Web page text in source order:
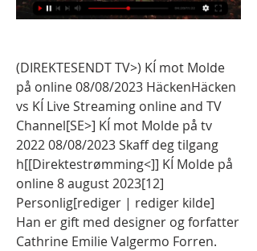
(DIREKTESENDT TV>) KÍ mot Molde
på online 08/08/2023 HäckenHäcken
vs KÍ Live Streaming online and TV
Channel[SE>] KÍ mot Molde på tv
2022 08/08/2023 Skaff deg tilgang
h[[Direktestrømming<]] KÍ Molde på
online 8 august 2023[12]
Personlig[rediger | rediger kilde]
Han er gift med designer og forfatter
Cathrine Emilie Valgermo Forren.